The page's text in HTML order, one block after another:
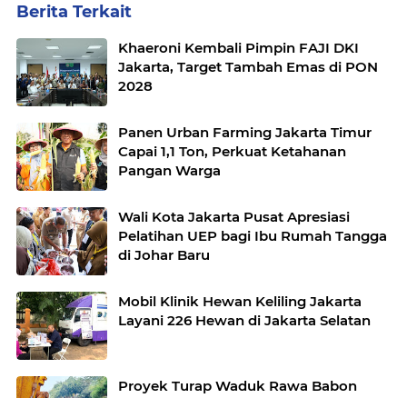
Berita Terkait
Khaeroni Kembali Pimpin FAJI DKI
Jakarta, Target Tambah Emas di PON
2028
Panen Urban Farming Jakarta Timur
Capai 1,1 Ton, Perkuat Ketahanan
Pangan Warga
Wali Kota Jakarta Pusat Apresiasi
Pelatihan UEP bagi Ibu Rumah Tangga
di Johar Baru
Mobil Klinik Hewan Keliling Jakarta
Layani 226 Hewan di Jakarta Selatan
Proyek Turap Waduk Rawa Babon